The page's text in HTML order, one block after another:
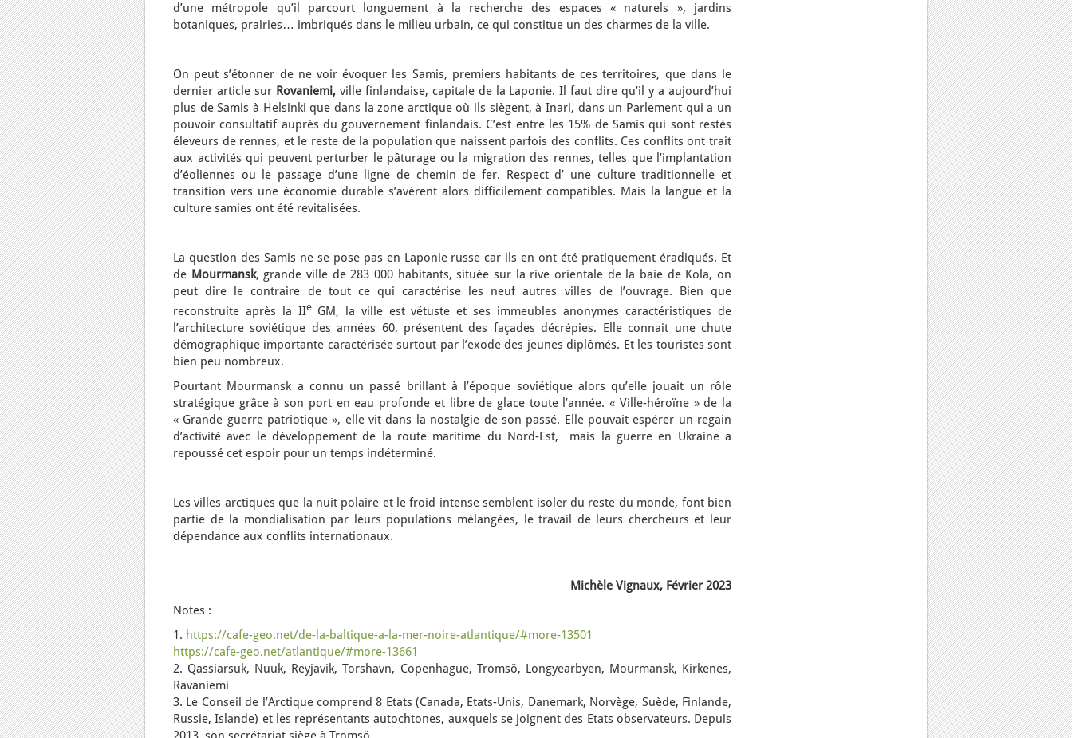
d’une métropole qu’il parcourt longuement à la recherche des espaces « naturels », jardins
botaniques, prairies… imbriqués dans le milieu urbain, ce qui constitue un des charmes de la ville.
On peut s’étonner de ne voir évoquer les Samis, premiers habitants de ces territoires, que dans le
dernier article sur Rovaniemi,ville finlandaise, capitale de la Laponie. Il faut dire qu’il y a aujourd’hui
plus de Samis à Helsinki que dans la zone arctique où ils siègent, à Inari, dans un Parlement qui a un
pouvoir consultatif auprès du gouvernement finlandais. C’est entre les 15% de Samis qui sont restés
éleveurs de rennes, et le reste de la population que naissent parfois des conflits. Ces conflits ont trait
aux activités qui peuvent perturber le pâturage ou la migration des rennes, telles que l’implantation
d’éoliennes ou le passage d’une ligne de chemin de fer. Respect d’ une culture traditionnelle et
transition vers une économie durable s’avèrent alors difficilement compatibles. Mais la langue et la
culture samies ont été revitalisées.
La question des Samis ne se pose pas en Laponie russe car ils en ont été pratiquement éradiqués. Et
de Mourmansk, grande ville de 283 000 habitants, située sur la rive orientale de la baie de Kola, on
peut dire le contraire de tout ce qui caractérise les neuf autres villes de l’ouvrage. Bien que
reconstruite après la IIe GM, la ville est vétuste et ses immeubles anonymes caractéristiques de
l’architecture soviétique des années 60, présentent des façades décrépies. Elle connait une chute
démographique importante caractérisée surtout par l’exode des jeunes diplômés. Et les touristes sont
bien peu nombreux.
Pourtant Mourmansk a connu un passé brillant à l’époque soviétique alors qu’elle jouait un rôle
stratégique grâce à son port en eau profonde et libre de glace toute l’année. « Ville-héroïne » de la
« Grande guerre patriotique », elle vit dans la nostalgie de son passé. Elle pouvait espérer un regain
d’activité avec le développement de la route maritime du Nord-Est, mais la guerre en Ukraine a
repoussé cet espoir pour un temps indéterminé.
Les villes arctiques que la nuit polaire et le froid intense semblent isoler du reste du monde, font bien
partie de la mondialisation par leurs populations mélangées, le travail de leurs chercheurs et leur
dépendance aux conflits internationaux.
Michèle Vignaux, Février 2023
Notes :
1. https://cafe-geo.net/de-la-baltique-a-la-mer-noire-atlantique/#more-13501
https://cafe-geo.net/atlantique/#more-13661
2. Qassiarsuk, Nuuk, Reyjavik, Torshavn, Copenhague, Tromsö, Longyearbyen, Mourmansk, Kirkenes,
Ravaniemi
3. Le Conseil de l’Arctique comprend 8 Etats (Canada, Etats-Unis, Danemark, Norvège, Suède, Finlande,
Russie, Islande) et les représentants autochtones, auxquels se joignent des Etats observateurs. Depuis